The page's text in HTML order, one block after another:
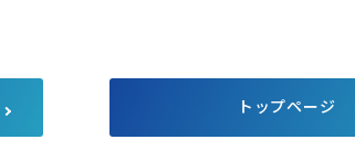
メディア等における当社のサス
トップページ